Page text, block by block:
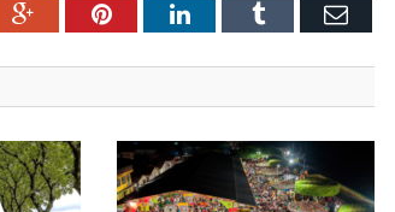
Google+PinterestLinkedInTumblr Email